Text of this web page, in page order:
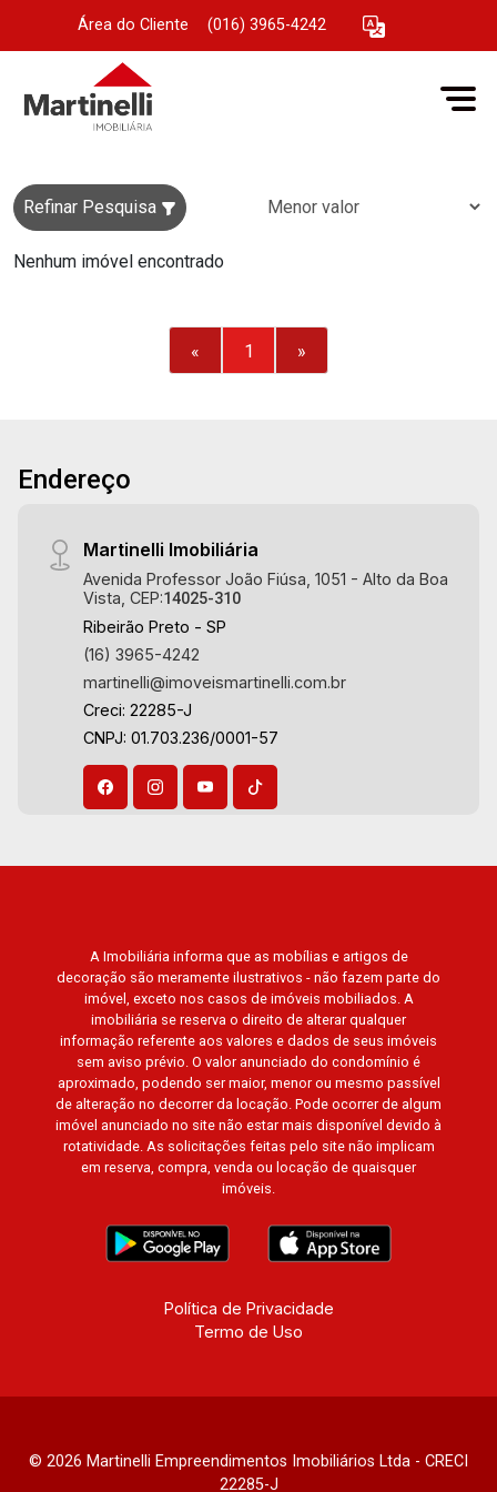
Área do Cliente (016) 3965-4242
Refinar Pesquisa
Nenhum imóvel encontrado
« 1 »
Endereço
Martinelli Imobiliária
Avenida Professor João Fiúsa, 1051 - Alto da Boa
Vista, CEP:14025-310
Ribeirão Preto - SP
(16) 3965-4242
martinelli@imoveismartinelli.com.br
Creci: 22285-J
CNPJ: 01.703.236/0001-57
A Imobiliária informa que as mobílias e artigos de
decoração são meramente ilustrativos - não fazem parte do
imóvel, exceto nos casos de imóveis mobiliados. A
imobiliária se reserva o direito de alterar qualquer
informação referente aos valores e dados de seus imóveis
sem aviso prévio. O valor anunciado do condomínio é
aproximado, podendo ser maior, menor ou mesmo passível
de alteração no decorrer da locação. Pode ocorrer de algum
imóvel anunciado no site não estar mais disponível devido à
rotatividade. As solicitações feitas pelo site não implicam
em reserva, compra, venda ou locação de quaisquer
imóveis.
Política de Privacidade
Termo de Uso
© 2026 Martinelli Empreendimentos Imobiliários Ltda - CRECI
22285-J